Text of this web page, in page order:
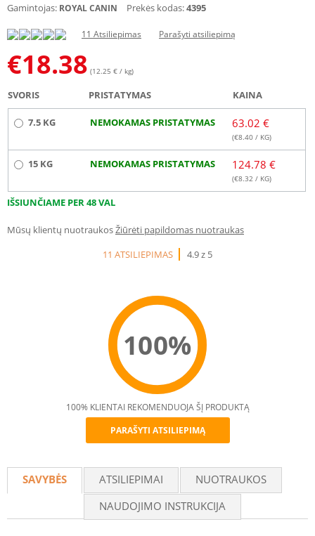
Gamintojas: ROYAL CANIN Prekės kodas:4395
11 Atsiliepimas Parašyti atsiliepimą
€18.38 (12.25 € / kg)
SVORIS PRISTATYMAS KAINA
7.5 KG NEMOKAMAS PRISTATYMAS 63.02 €
(€8.40 / KG)
15 KG NEMOKAMAS PRISTATYMAS 124.78 €
(€8.32 / KG)
IŠSIUNČIAME PER 48 VAL
Mūsų klientų nuotraukosŽiūrėti papildomas nuotraukas
11 ATSILIEPIMAS
4.9 z 5
100%
Recommend
100% KLIENTAI REKOMENDUOJA ŠĮ PRODUKTĄ
PARAŠYTI ATSILIEPIMĄ
SAVYBĖS ATSILIEPIMAI
NUOTRAUKOS
NAUDOJIMO INSTRUKCIJA